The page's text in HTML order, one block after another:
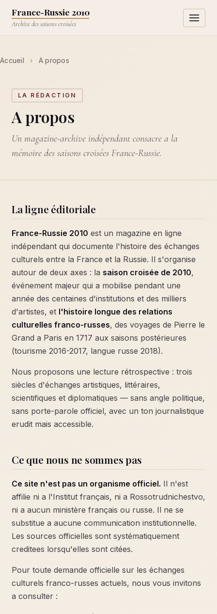
France-Russie 2010
Archive des saisons croisées
Ouvrir le
Accueil › A propos
LA RÉDACTION
A propos
Un magazine-archive indépendant consacre a la
mémoire des saisons croisées France-Russie.
La ligne éditoriale
France-Russie 2010 est un magazine en ligne
indépendant qui documente l'histoire des échanges
culturels entre la France et la Russie. Il s'organise
autour de deux axes : la saison croisée de 2010,
événement majeur qui a mobilise pendant une
année des centaines d'institutions et des milliers
d'artistes, et l'histoire longue des relations
culturelles franco-russes, des voyages de Pierre le
Grand a Paris en 1717 aux saisons postérieures
(tourisme 2016-2017, langue russe 2018).
Nous proposons une lecture rétrospective : trois
siècles d'échanges artistiques, littéraires,
scientifiques et diplomatiques — sans angle politique,
sans porte-parole officiel, avec un ton journalistique
erudit mais accessible.
Ce que nous ne sommes pas
Ce site n'est pas un organisme officiel. Il n'est
affilie ni a l'Institut français, ni a Rossotrudnichestvo,
ni a aucun ministère français ou russe. Il ne se
substitue a aucune communication institutionnelle.
Les sources officielles sont systématiquement
creditees lorsqu'elles sont citées.
Pour toute demande officielle sur les échanges
culturels franco-russes actuels, nous vous invitons
a consulter :